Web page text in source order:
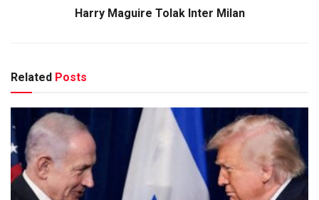
Harry Maguire Tolak Inter Milan
Related Posts